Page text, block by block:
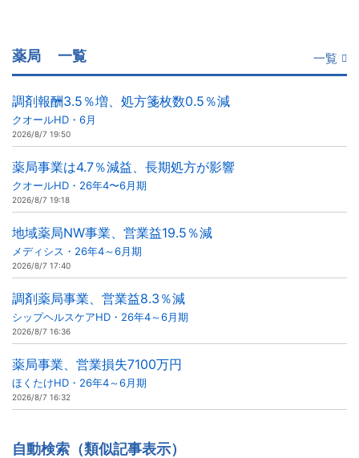
薬局 一覧 一覧
調剤報酬3.5％増、処方箋枚数0.5％減
クオールHD・6月
2026/8/7 19:50
薬局事業は4.7％減益、長期処方が影響
クオールHD・26年4〜6月期
2026/8/7 19:18
地域薬局NW事業、営業益19.5％減
メディシス・26年4～6月期
2026/8/7 17:40
調剤薬局事業、営業益8.3％減
シップヘルスケアHD・26年4～6月期
2026/8/7 16:36
薬局事業、営業損失7100万円
ほくたけHD・26年4～6月期
2026/8/7 16:32
自動検索（類似記事表示）